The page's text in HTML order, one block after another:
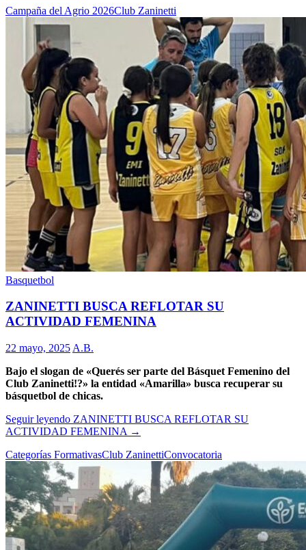
Campaña del Agrio 2026Club Zaninetti
Basquetbol
ZANINETTI BUSCA REFLOTAR SU
ACTIVIDAD FEMENINA
22 mayo, 2025 A.B.
Bajo el slogan de «Querés ser parte del Básquet Femenino del
Club Zaninetti!?» la entidad «Amarilla» busca recuperar su
básquetbol de chicas.
Seguir leyendo ZANINETTI BUSCA REFLOTAR SU
ACTIVIDAD FEMENINA →
Categorías FormativasClub ZaninettiConvocatoria